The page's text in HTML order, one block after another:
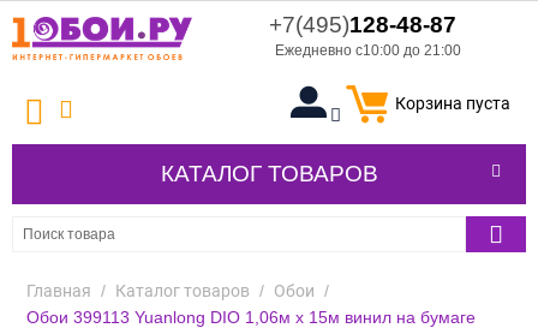
+7(495)128-48-87
Ежедневно с10:00 до 21:00
Корзина пуста
КАТАЛОГ ТОВАРОВ
Главная / Каталог товаров / Обои /
Обои 399113 Yuanlong DIO 1,06м x 15м винил на бумаге